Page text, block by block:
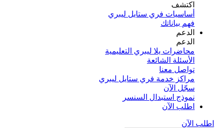
اكتشف​
أساسيات فري ستايل ليبري
فهم بياناتك
الدعم
الدعم
محاضرات يلا ليبري التعليمية
الأسئلة الشائعة
تواصل معنا
مراكز خدمة فري ستايل ليبري
سجّل الآن​
نموذج استبدال السنسر
اطلب الآن
اطلب الآن